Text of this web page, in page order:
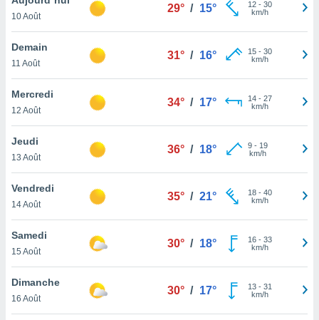
et
»,
au
vous
qu'ils
ou
le
ainsi
un
la
du
10 Août
29° / 15° 12- 30
km/h
Demain
11 Août
31° / 16° 15- 30
km/h
Mercredi
12 Août
34° / 17° 14- 27
km/h
Jeudi
13 Août
36° / 18° 9- 19
km/h
Vendredi
14 Août
35° / 21° 18- 40
km/h
Samedi
15 Août
30° / 18° 16- 33
km/h
Dimanche
16 Août
30° / 17° 13- 31
km/h